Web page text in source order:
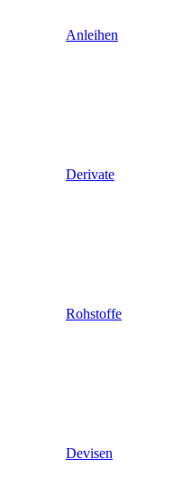
Anleihen
Derivate
Rohstoffe
Devisen